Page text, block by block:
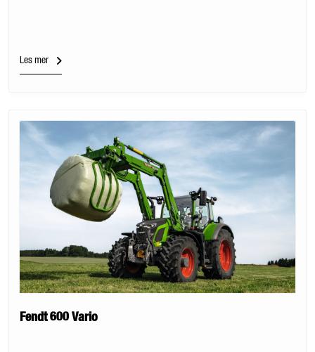
Les mer
Fendt 600 Vario